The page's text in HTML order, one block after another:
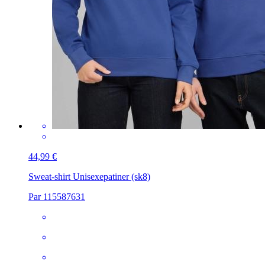
44,99 €
Sweat-shirt Unisexepatiner (sk8)
Par 115587631